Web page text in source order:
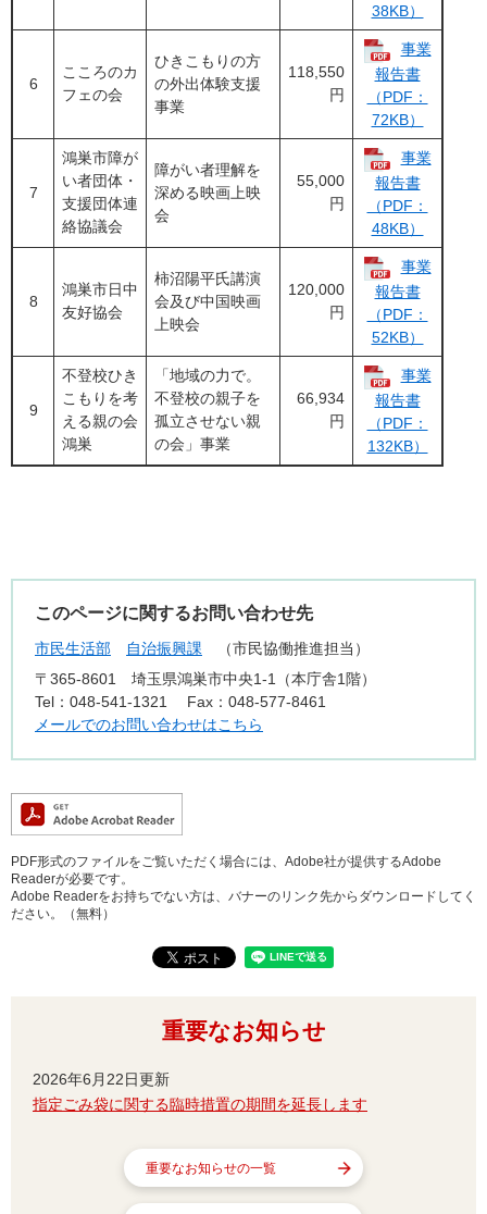
38KB）
6
こころのカ
フェの会
ひきこもりの方
の外出体験支援
事業
118,550
円
事業
報告書
（PDF：
72KB）
7
鴻巣市障が
い者団体・
支援団体連
絡協議会
障がい者理解を
深める映画上映
会
55,000
円
事業
報告書
（PDF：
48KB）
8
鴻巣市日中
友好協会
柿沼陽平氏講演
会及び中国映画
上映会
120,000
円
事業
報告書
（PDF：
52KB）
9
不登校ひき
こもりを考
える親の会
鴻巣
「地域の力で。
不登校の親子を
孤立させない親
の会」事業
66,934
円
事業
報告書
（PDF：
132KB）
このページに関するお問い合わせ先
市民生活部 自治振興課
市民協働推進担当
〒365-8601
埼玉県鴻巣市中央1-1（本庁舎1階）
Tel：048-541-1321
Fax：048-577-8461
メールでのお問い合わせはこちら
PDF形式のファイルをご覧いただく場合には、Adobe社が提供するAdobe
Readerが必要です。
Adobe Readerをお持ちでない方は、バナーのリンク先からダウンロードしてく
ださい。（無料）
重要なお知らせ
2026年6月22日更新
指定ごみ袋に関する臨時措置の期間を延長します
重要なお知らせの一覧